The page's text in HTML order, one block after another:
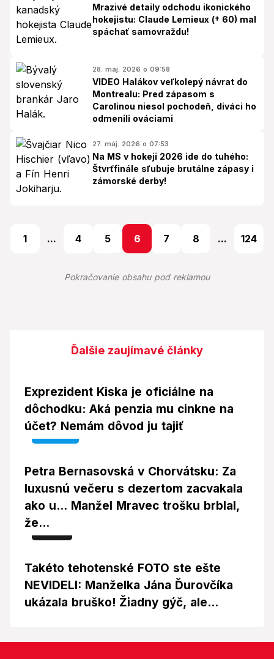
Mrazivé detaily odchodu ikonického
hokejistu: Claude Lemieux († 60) mal
spáchať samovraždu!
28. máj. 2026 o 09:58
VIDEO Halákov veľkolepý návrat do
Montrealu: Pred zápasom s
Carolinou niesol pochodeň, diváci ho
odmenili ováciami
27. máj. 2026 o 07:53
Na MS v hokeji 2026 ide do tuhého:
Štvrťfinále sľubuje brutálne zápasy i
zámorské derby!
1 ... 4 5 6 7 8 ... 124
Pokračovanie obsahu pod reklamou
Ďalšie zaujímavé články
Exprezident Kiska je oficiálne na
dôchodku: Aká penzia mu cinkne na
účet? Nemám dôvod ju tajiť
Video
Petra Bernasovská v Chorvátsku: Za
luxusnú večeru s dezertom zacvakala
ako u... Manžel Mravec trošku brblal,
že...
Foto
Takéto tehotenské FOTO ste ešte
NEVIDELI: Manželka Jána Ďurovčíka
ukázala bruško! Žiadny gýč, ale...